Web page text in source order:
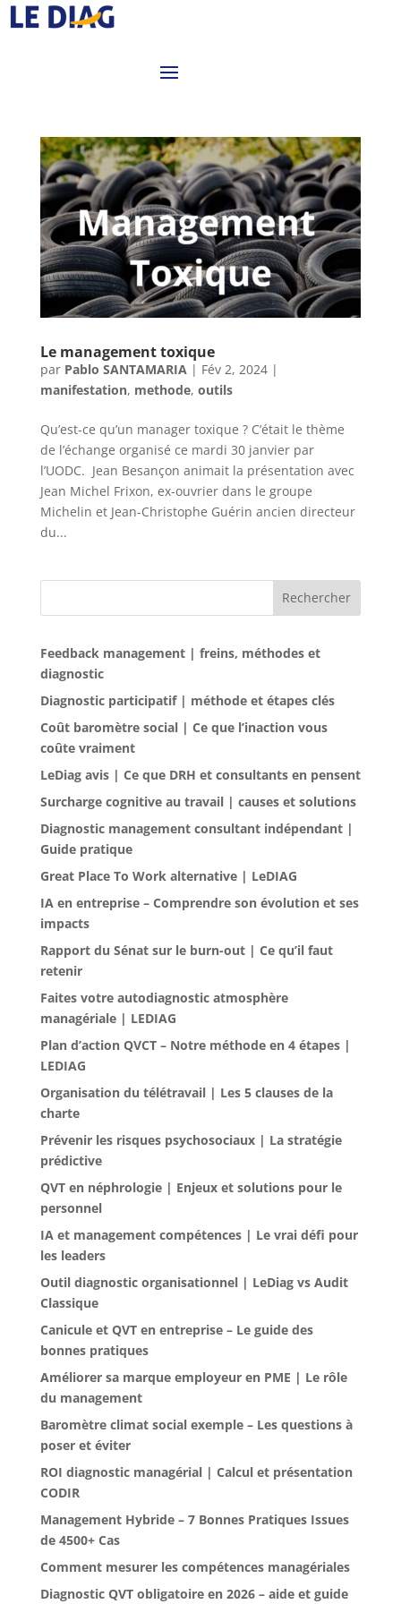
Le management toxique
par Pablo SANTAMARIA | Fév 2, 2024|
manifestation, methode, outils
Qu’est-ce qu’un manager toxique ? C’était le thème
de l’échange organisé ce mardi 30 janvier par
l’UODC. Jean Besançon animait la présentation avec
Jean Michel Frixon, ex-ouvrier dans le groupe
Michelin et Jean-Christophe Guérin ancien directeur
du...
Rechercher
Feedback management | freins, méthodes et
diagnostic
Diagnostic participatif | méthode et étapes clés
Coût baromètre social | Ce que l’inaction vous
coûte vraiment
LeDiag avis | Ce que DRH et consultants en pensent
Surcharge cognitive au travail | causes et solutions
Diagnostic management consultant indépendant |
Guide pratique
Great Place To Work alternative | LeDIAG
IA en entreprise – Comprendre son évolution et ses
impacts
Rapport du Sénat sur le burn-out | Ce qu’il faut
retenir
Faites votre autodiagnostic atmosphère
managériale | LEDIAG
Plan d’action QVCT – Notre méthode en 4 étapes |
LEDIAG
Organisation du télétravail | Les 5 clauses de la
charte
Prévenir les risques psychosociaux | La stratégie
prédictive
QVT en néphrologie | Enjeux et solutions pour le
personnel
IA et management compétences | Le vrai défi pour
les leaders
Outil diagnostic organisationnel | LeDiag vs Audit
Classique
Canicule et QVT en entreprise – Le guide des
bonnes pratiques
Améliorer sa marque employeur en PME | Le rôle
du management
Baromètre climat social exemple – Les questions à
poser et éviter
ROI diagnostic managérial | Calcul et présentation
CODIR
Management Hybride – 7 Bonnes Pratiques Issues
de 4500+ Cas
Comment mesurer les compétences managériales
Diagnostic QVT obligatoire en 2026 – aide et guide